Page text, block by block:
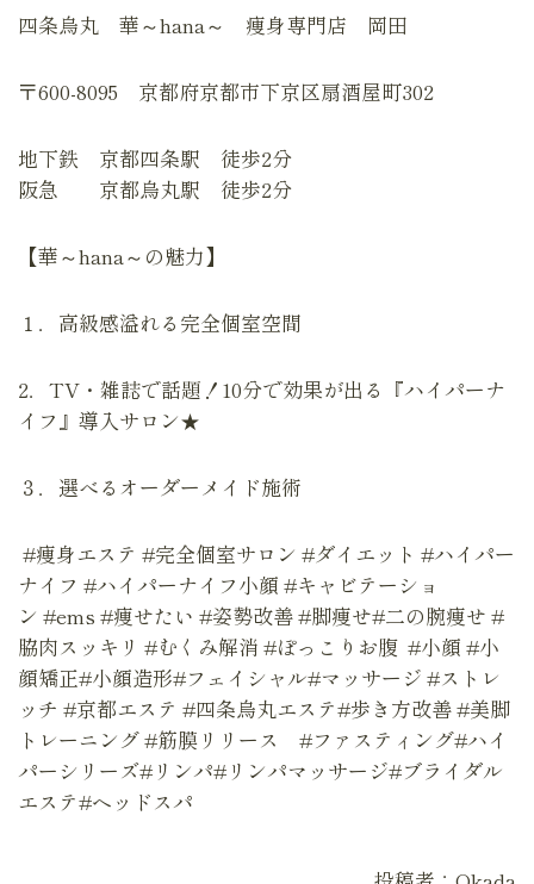
四条烏丸 華～hana～ 痩身専門店 岡田
〒600-8095 京都府京都市下京区扇酒屋町302
地下鉄 京都四条駅 徒歩2分
阪急 京都烏丸駅 徒歩2分
【華～hana～の魅力】
１．高級感溢れる完全個室空間
2．TV・雑誌で話題！10分で効果が出る『ハイパーナ
イフ』導入サロン★
３．選べるオーダーメイド施術
#痩身エステ #完全個室サロン #ダイエット #ハイパー
ナイフ #ハイパーナイフ小顔 #キャビテーショ
ン #ems #痩せたい #姿勢改善 #脚痩せ#二の腕痩せ #
脇肉スッキリ #むくみ解消 #ぽっこりお腹 #小顔 #小
顔矯正#小顔造形#フェイシャル#マッサージ #ストレ
ッチ #京都エステ #四条烏丸エステ#歩き方改善 #美脚
トレーニング #筋膜リリース #ファスティング#ハイ
パーシリーズ#リンパ#リンパマッサージ#ブライダル
エステ#ヘッドスパ